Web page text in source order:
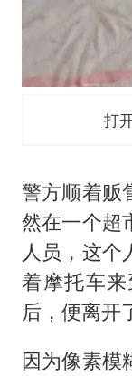
打
警方顺着贩
然在一个超
人员，这
着摩托车
后，便离开
因为像素模